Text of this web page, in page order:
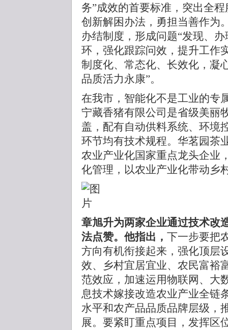
务”成效的首要标准，突出全
创新解困办法，勇担当善作为
办结制度，形成问题“发现、
环，强化跟踪问效，提升工作
制度化、常态化、长效化，凝
品质活力永康”。
在我市，智能化不是工业的专
宁藏香猪有限公司是省级美丽
盖，配有自动供料系统、环境
环节均有技术规程。华茗园茶
农业产业化国家重点龙头企业
化管理，以农业产业化带动乡
章旭升为两家企业通过技术改
法点赞。他指出， 下一步要把
方向有机衔接起来，强化顶层
效、乡村宜居宜业、农民富裕
范效应，加速运用物联网、大
息技术嫁接改造农业产业全链
水平和农产品品质品牌层级，
展。要紧盯重点项目，发挥区